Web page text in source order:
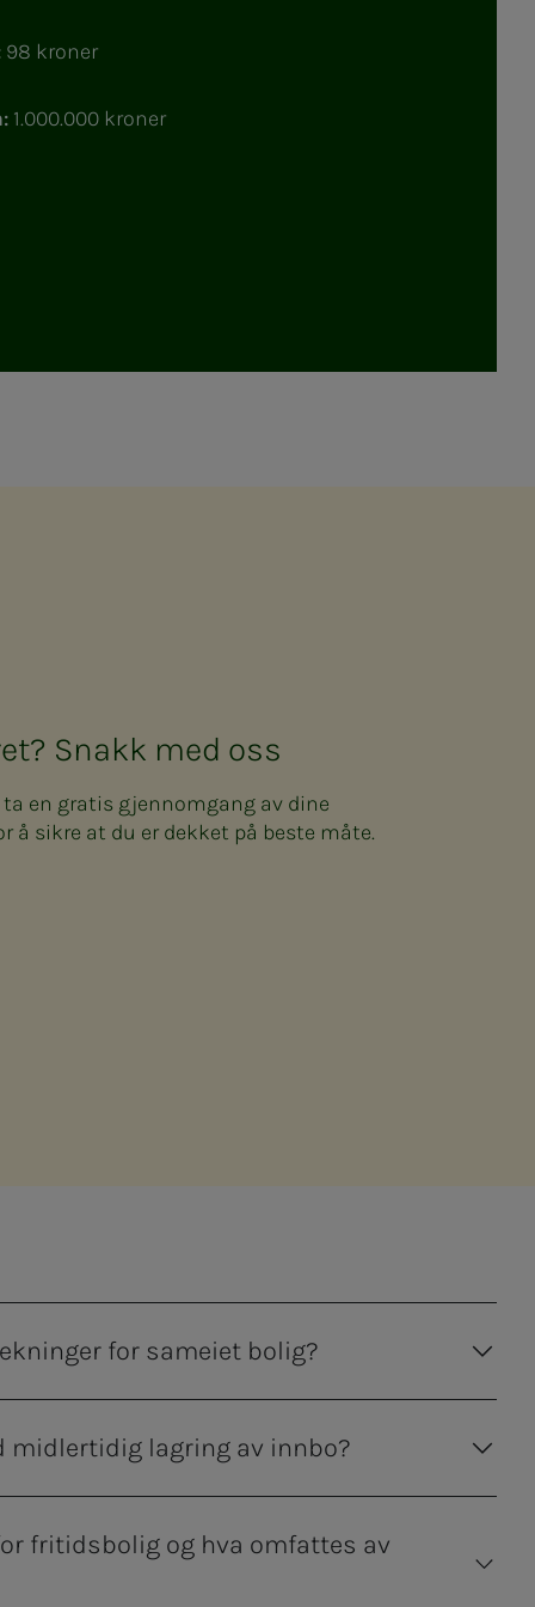
98 kroner
1.000.000 kroner
Snakk med oss
en gratis gjennomgang av dine
å sikre at du er dekket på beste måte.
for sameiet bolig?
midlertidig lagring av innbo?
fritidsbolig og hva omfattes av